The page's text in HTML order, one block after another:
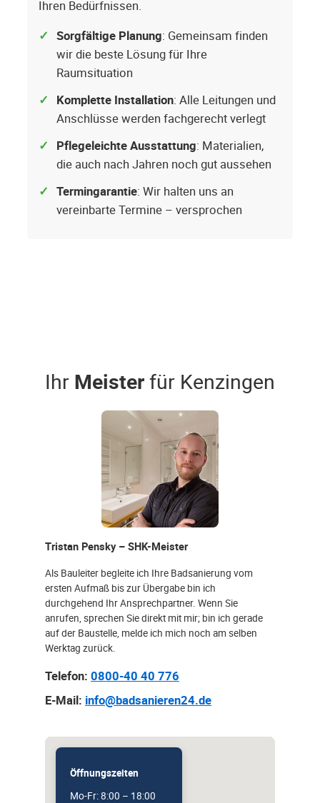
Ihren Bedürfnissen.
Sorgfältige Planung: Gemeinsam finden
wir die beste Lösung für Ihre
Raumsituation
Komplette Installation: Alle Leitungen und
Anschlüsse werden fachgerecht verlegt
Pflegeleichte Ausstattung: Materialien,
die auch nach Jahren noch gut aussehen
Termingarantie: Wir halten uns an
vereinbarte Termine – versprochen
Ihr Meisterfür Kenzingen
Tristan Pensky – SHK-Meister
Als Bauleiter begleite ich Ihre Badsanierung vom
ersten Aufmaß bis zur Übergabe bin ich
durchgehend Ihr Ansprechpartner. Wenn Sie
anrufen, sprechen Sie direkt mit mir; bin ich gerade
auf der Baustelle, melde ich mich noch am selben
Werktag zurück.
Telefon: 0800-40 40 776
E-Mail: info@badsanieren24.de
Öffnungszeiten
Mo-Fr: 8:00 – 18:00